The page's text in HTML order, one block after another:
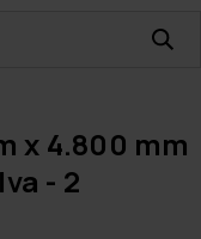
x 4.800 mm
- 2